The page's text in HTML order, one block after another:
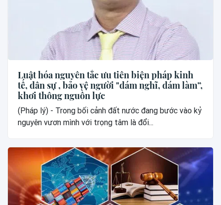
Luật hóa nguyên tắc ưu tiên biện pháp kinh
tế, dân sự , bảo vệ người "dám nghĩ, dám làm”,
khơi thông nguồn lực
(Pháp lý) - Trong bối cảnh đất nước đang bước vào kỷ
nguyên vươn mình với trọng tâm là đổi...